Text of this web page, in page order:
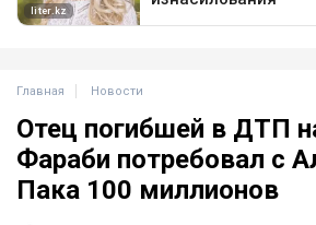
Главная Новости
Отец погибшей в ДТП
Фараби потребовал с
Пака 100 миллионов